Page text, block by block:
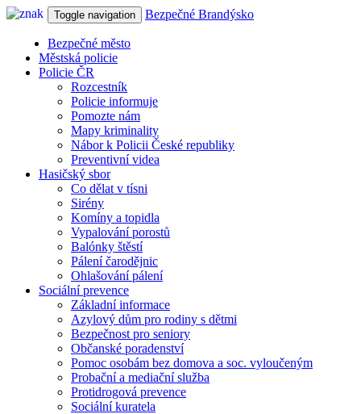
Toggle navigation Bezpečné Brandýsko
Bezpečné město
Městská policie
Policie ČR
Rozcestník
Policie informuje
Pomozte nám
Mapy kriminality
Nábor k Policii České republiky
Preventivní videa
Hasičský sbor
Co dělat v tísni
Sirény
Komíny a topidla
Vypalování porostů
Balónky štěstí
Pálení čarodějnic
Ohlašování pálení
Sociální prevence
Základní informace
Azylový dům pro rodiny s dětmi
Bezpečnost pro seniory
Občanské poradenství
Pomoc osobám bez domova a soc. vyloučeným
Probační a mediační služba
Protidrogová prevence
Sociální kuratela